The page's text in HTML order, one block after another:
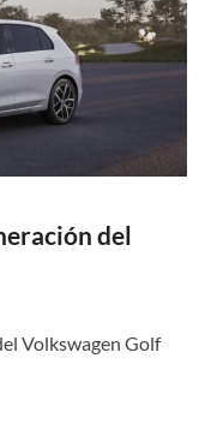
del
Volkswagen Golf